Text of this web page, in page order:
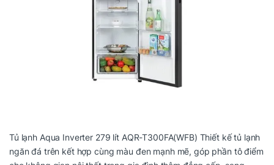
Tủ lạnh Aqua Inverter 279 lít AQR-T300FA(WFB) Thiết kế tủ lạnh
ngăn đá trên kết hợp cùng màu đen mạnh mẽ, góp phần tô điểm